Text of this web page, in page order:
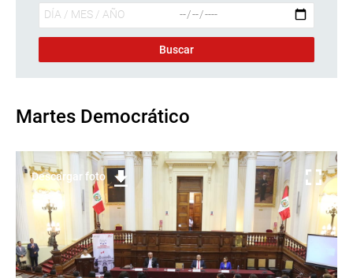
Martes Democrático
Descargar foto